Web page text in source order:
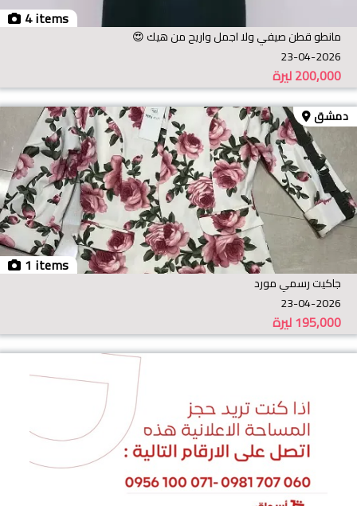
4 items
مانطو قطن صيفي ولا اجمل واريح من هيك 😍
23-04-2026
ليرة200,000
1 items
دمشق
جاكيت رسمي مورد
23-04-2026
ليرة195,000